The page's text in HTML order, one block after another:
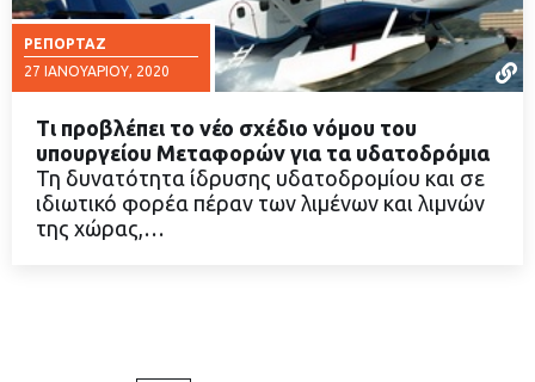
ΡΕΠΟΡΤΆΖ
27 ΙΑΝΟΥΑΡΊΟΥ, 2020
ΔΙΑΒΑΣΤΕ ΠΕΡΙΣΣΟΤΕΡΑ
Τι προβλέπει το νέο σχέδιο νόμου του
υπουργείου Μεταφορών για τα υδατοδρόμια
Τη δυνατότητα ίδρυσης υδατοδρομίου και σε
ιδιωτικό φορέα πέραν των λιμένων και λιμνών
της χώρας,…